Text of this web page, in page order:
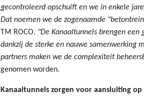
gecontroleerd opschuift en we in enkele
Dat noemen we de zogenaamde
TM ROCO. "De Kanaaltunnels brengen
dankzij de sterke en nauwe samenwerking
partners maken we de complexiteit
genomen worden.
Kanaaltunnels zorgen voor aansluiting